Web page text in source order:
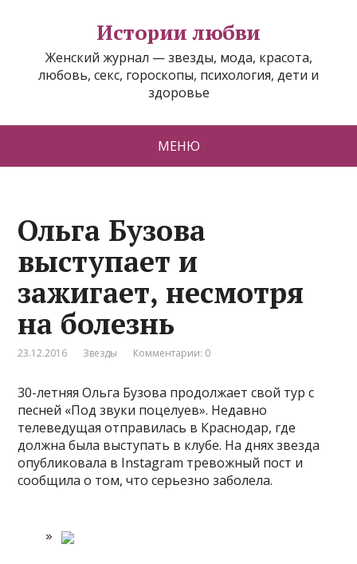
Истории любви
Женский журнал — звезды, мода, красота,
любовь, секс, гороскопы, психология, дети и
здоровье
МЕНЮ
Ольга Бузова
выступает и
зажигает, несмотря
на болезнь
23.12.2016 Звезды Комментарии: 0
30-летняя Ольга Бузова продолжает свой тур с
песней «Под звуки поцелуев». Недавно
телеведущая отправилась в Краснодар, где
должна была выступать в клубе. На днях звезда
опубликовала в Instagram тревожный пост и
сообщила о том, что серьезно заболела.